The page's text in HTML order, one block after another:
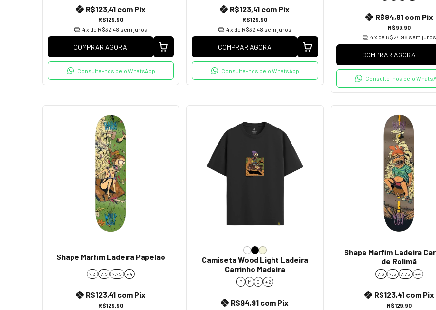
R$129,90
R$123,41 com Pix
4x de R$32,48 sem juros
COMPRAR AGORA
Consulte-nos pelo WhatsApp
R$129,90
R$123,41 com Pix
4x de R$32,48 sem juros
COMPRAR AGORA
Consulte-nos pelo WhatsApp
R$99,90
R$94,91 com Pix
4x de R$24,98 sem juros
COMPRAR AGORA
Consulte-nos pelo
Shape Marfim Ladeira Papelão
7.3 7.5 7.75 + 4
R$129,90
R$123,41 com Pix
Camiseta Wood Light Ladeira
Carrinho Madeira
P M G + 2
R$94,91 com Pix
Shape Marfim Ladeira
de Rolimã
7.3 7.5 7.75 + 4
R$129,90
R$123,41 com Pix